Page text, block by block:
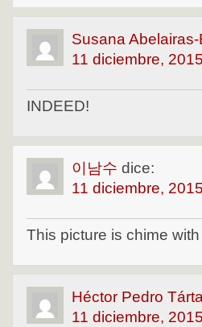
Susana
11 diciembre,
INDEED!
이남수 dice:
11 diciembre,
This picture is chime
Héctor Pedro
11 diciembre,